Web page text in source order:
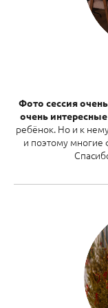
Фото сессия
очень
ребёнок. Но и к
и поэтому многие